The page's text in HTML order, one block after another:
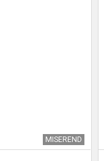
MISEREND